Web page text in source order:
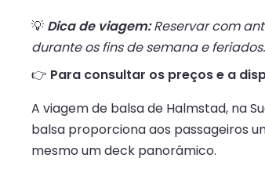
💡 Dica de viagem:Reservar com
durante os fins de semana e feriados.
👉 Para consultar os preços e a
A viagem de balsa de Halmstad, na
balsa proporciona aos passageiros
mesmo um deck panorâmico.